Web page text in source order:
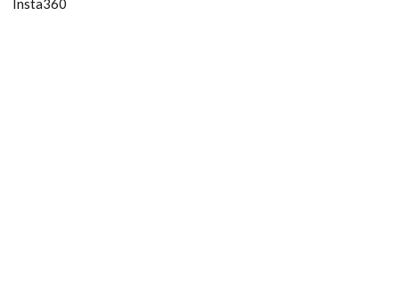
Insta360